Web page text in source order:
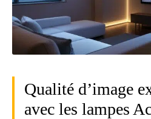
Qualité d’image
avec les lampes